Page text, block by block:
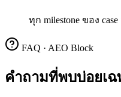
ทุก milestone ของ
FAQ · AEO Block
คำถามที่พบบ่อยเฉ